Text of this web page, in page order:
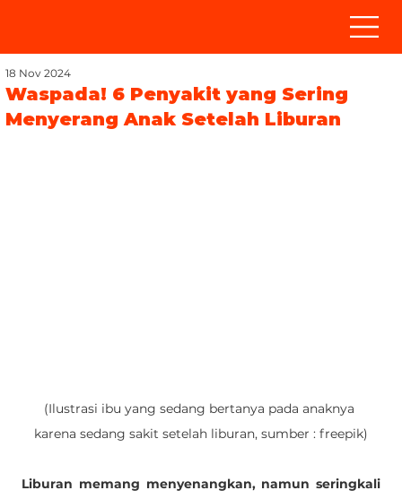
Waspada! 6 Penyakit yang Sering
Menyerang Anak Setelah Liburan
18 Nov 2024
(Ilustrasi ibu yang sedang bertanya pada anaknya
karena sedang sakit setelah liburan, sumber : freepik)
Liburan memang menyenangkan, namun seringkali